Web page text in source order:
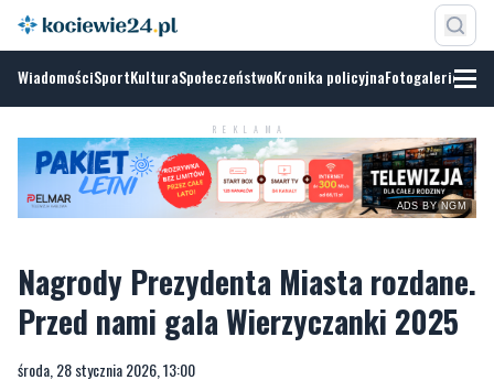
WiadomościSportKulturaSpołeczeństwoKronika policyjnaFotogalerie
REKLAMA
ADS BY NGM
Nagrody Prezydenta Miasta rozdane.
Przed nami gala Wierzyczanki 2025
środa, 28 stycznia 2026, 13:00